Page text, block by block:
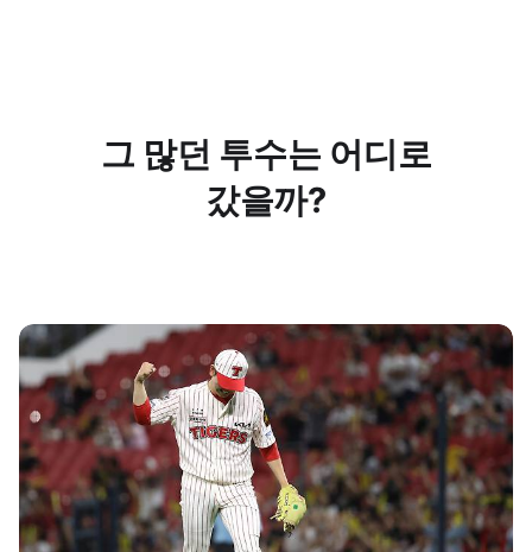
그 많던 투수는 어디로
갔을까?